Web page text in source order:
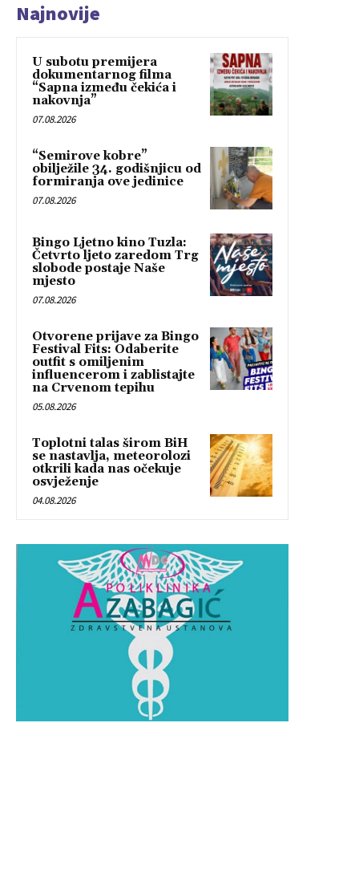
Najnovije
U subotu premijera
dokumentarnog filma
“Sapna između čekića i
nakovnja”
07.08.2026
“Semirove kobre”
obilježile 34. godišnjicu od
formiranja ove jedinice
07.08.2026
Bingo Ljetno kino Tuzla:
Četvrto ljeto zaredom Trg
slobode postaje Naše
mjesto
07.08.2026
Otvorene prijave za Bingo
Festival Fits: Odaberite
outfit s omiljenim
influencerom i zablistajte
na Crvenom tepihu
05.08.2026
Toplotni talas širom BiH
se nastavlja, meteorolozi
otkrili kada nas očekuje
osvježenje
04.08.2026